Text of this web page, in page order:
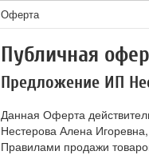
Оферта
Публичная
Предложение ИП
Данная Оферта
Нестерова Алена
Правилами продажи